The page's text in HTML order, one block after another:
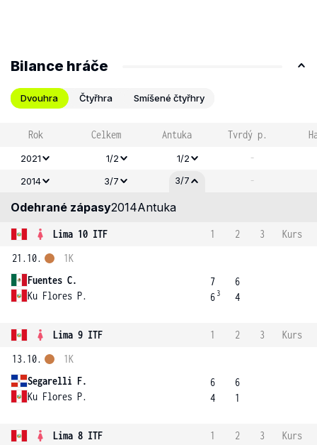
Bilance hráče
Dvouhra Čtyřhra Smíšené čtyřhry
Rok Celkem Antuka Tvrdý p.
2021 1/2 1/2 -
2014 3/7 3/7 -
Odehrané zápasy2014Antuka
Lima 10 ITF 1 2 3
Kurs
21.10.
Fuentes C.
Ku Flores P.
1K
7
6 3
6
4
Lima 9 ITF 1 2 3
Kurs
13.10.
Segarelli F.
Ku Flores P.
1K
6
4
6
1
Lima 8 ITF 1 2 3
Kurs